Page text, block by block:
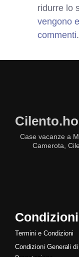
ridurre lo
vengono
commenti.
Case vacanze a
Camerota,
Condizioni
Termini e Condizioni
Condizioni Generali di